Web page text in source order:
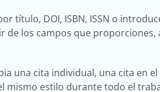
título, DOI, ISBN, ISSN o
los campos que proporciones,
una cita individual, una cita en
mismo estilo durante todo el